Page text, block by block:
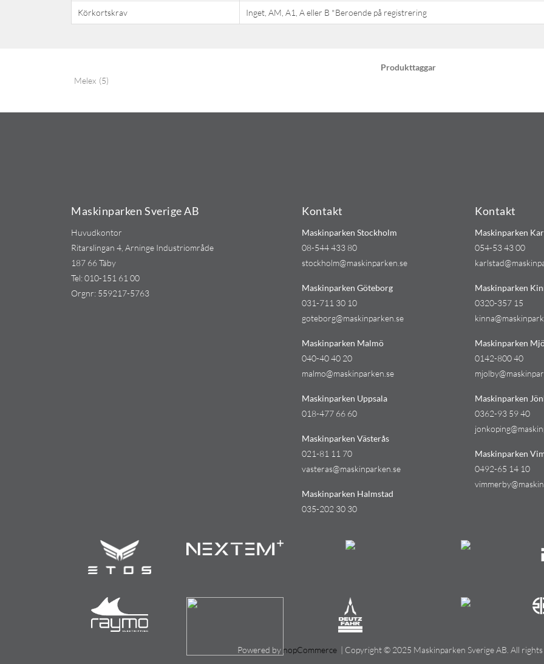
Körkortskrav Inget, AM, A1, A eller B *Beroende på registrering
Produkttaggar
Melex (5)
Maskinparken Sverige AB
Huvudkontor
Ritarslingan 4, Arninge Industriområde
187 66 Täby
Tel:010-151 61 00
Orgnr: 559217-5763
Kontakt
Maskinparken Stockholm
08-544 433 80
stockholm@maskinparken.se
Maskinparken Göteborg
031-711 30 10
goteborg@maskinparken.se
Maskinparken Malmö
040-40 40 20
malmo@maskinparken.se
Maskinparken Uppsala
018-477 66 60
Maskinparken Västerås
021-81 11 70
vasteras@maskinparken.se
Maskinparken Halmstad
035-202 30 30
Kontakt
Maskinparken
054-53 43 00
Maskinparken
0320-357 15
Maskinparken
0142-800 40
Maskinparken
0362-93 59 40
Maskinparken
0492-65 14 10
Powered by nopCommerce| Copyright © 2025 Maskinparken Sverige AB. All rights